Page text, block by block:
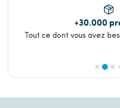
Commandé